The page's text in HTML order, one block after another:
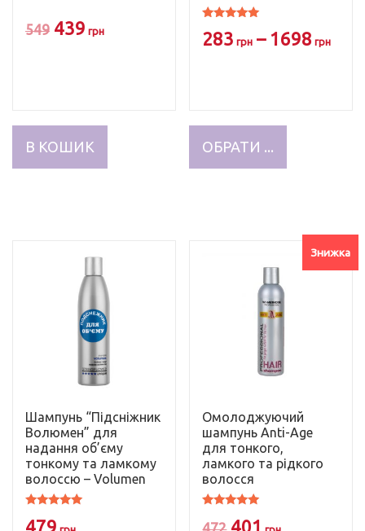
549 Оригінальна
439 грнПоточна
В КОШИК
4.97
з 5
283 грн – 1698 грн
ОБРАТИ ...
можна
вибрати
Шампунь “Підсніжник
Волюмен” для
надання об’єму
тонкому та ламкому
волоссю – Volumen
4.83
479
Знижка
Омолоджуючий
шампунь Anti-Age
для тонкого,
ламкого та рідкого
волосся
5.00
Оригінальна
401 Поточна